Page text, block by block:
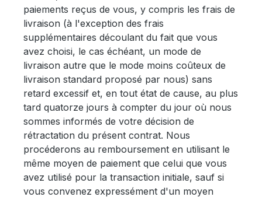
paiements reçus de vous, y compris les frais de
livraison (à l'exception des frais
supplémentaires découlant du fait que vous
avez choisi, le cas échéant, un mode de
livraison autre que le mode moins coûteux de
livraison standard proposé par nous) sans
retard excessif et, en tout état de cause, au plus
tard quatorze jours à compter du jour où nous
sommes informés de votre décision de
rétractation du présent contrat. Nous
procéderons au remboursement en utilisant le
même moyen de paiement que celui que vous
avez utilisé pour la transaction initiale, sauf si
vous convenez expressément d'un moyen